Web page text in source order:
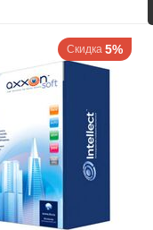
Скидка 5%